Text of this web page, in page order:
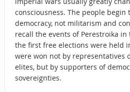
consciousness. The people begin
democracy, not militarism and
recall the events of Perestroika in
the first free elections were held
were won not by representatives
elites, but by supporters of
sovereignties.